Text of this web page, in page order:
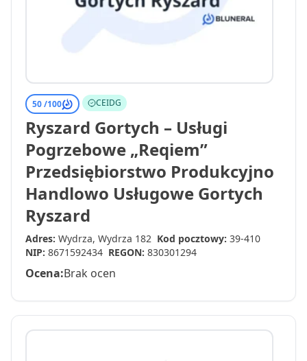
50 /100 CEIDG
Ryszard Gortych – Usługi
Pogrzebowe „Reqiem”
Przedsiębiorstwo Produkcyjno
Handlowo Usługowe Gortych
Ryszard
Adres: Wydrza, Wydrza 182 Kod pocztowy: 39-410
NIP: 8671592434 REGON: 830301294
Ocena:Brak ocen